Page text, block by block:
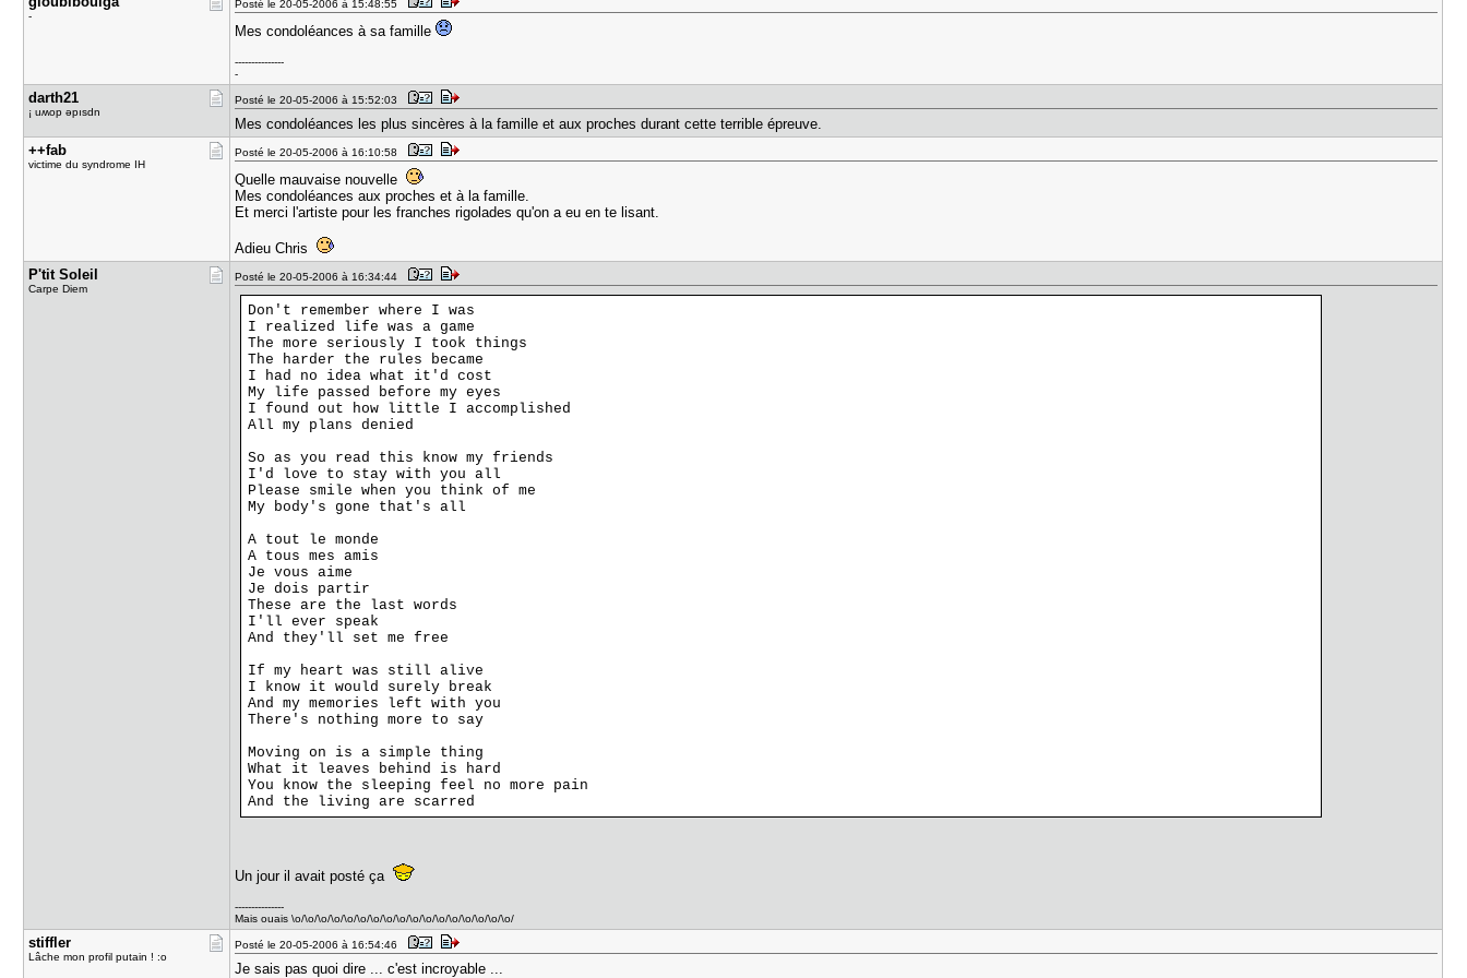
-
Posté le 20-05-2006 à 15:48:55
Mes condoléances à sa famille
---------------
-
darth21
¡ uʍop ǝpısdn
Posté le 20-05-2006 à 15:52:03
Mes condoléances les plus sincères à la famille et aux proches durant cette terrible épreuve.
++fab
victime du syndrome IH
Posté le 20-05-2006 à 16:10:58
Quelle mauvaise nouvelle
Mes condoléances aux proches et à la famille.
Et merci l'artiste pour les franches rigolades qu'on a eu en te lisant.
Adieu Chris
P'tit Sole​il
Carpe Diem
Posté le 20-05-2006 à 16:34:44
Don't remember where I was
I realized life was a game
The more seriously I took things
The harder the rules became
I had no idea what it'd cost
My life passed before my eyes
I found out how little I accomplished
All my plans denied
So as you read this know my friends
I'd love to stay with you all
Please smile when you think of me
My body's gone that's all
A tout le monde
A tous mes amis
Je vous aime
Je dois partir
These are the last words
I'll ever speak
And they'll set me free
If my heart was still alive
I know it would surely break
And my memories left with you
There's nothing more to say
Moving on is a simple thing
What it leaves behind is hard
You know the sleeping feel no more pain
And the living are scarred
Un jour il avait posté ça
---------------
Mais ouais \o/\o/\o/\o/\o/\o/\o/\o/\o/\o/\o/\o/\o/\o/\o/\o/\o/
stiffler
Lâche mon profil putain ! :o
Posté le 20-05-2006 à 16:54:46
Je sais pas quoi dire ... c'est incroyable ...